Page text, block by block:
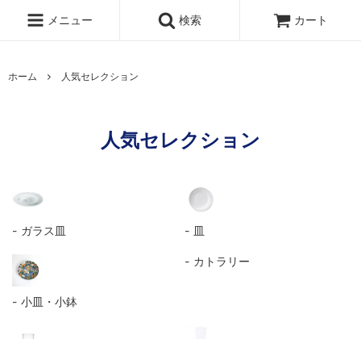
メニュー 検索 カート
ホーム 人気セレクション
人気セレクション
ガラス皿 皿
小皿・小鉢
カトラリー